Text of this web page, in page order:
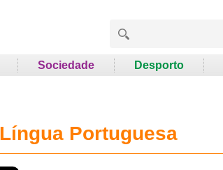
Sociedade Desporto
Portuguesa